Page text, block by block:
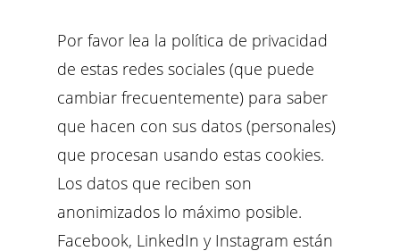
Por favor lea la política de privacidad
de estas redes sociales (que puede
cambiar frecuentemente) para saber
que hacen con sus datos (personales)
que procesan usando estas cookies.
Los datos que reciben son
anonimizados lo máximo posible.
Facebook, LinkedIn y Instagram están